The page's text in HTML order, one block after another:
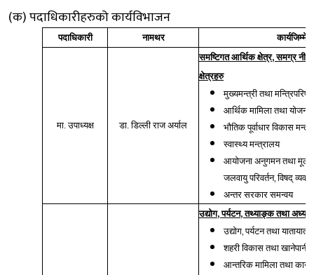
(क) पदाधिकारीहरुको कार्यविभाजन
पदाधिकारी नामथर
मा. उपाध्यक्ष डा. डिल्ली राज अर्याल
समष्टिगत आर्थिक क्षेत्र,समग्र
क्षेत्रहरु
मुख्यमन्त्री तथा
आर्थिक मामिला तथा योजना
भौतिक पूर्वाधार विकास
स्वास्थ्य मन्त्रालय
आयोजना अनुगमन तथा
जलवायु परिवर्तन,विषद्
अन्तर सरकार समन्वय
उद्योग,पर्यटन,तथ्याङ्क तथा
उद्योग,पर्यटन तथा यातायात
शहरी विकास तथा खानेपानी
आन्तरिक मामिला तथा